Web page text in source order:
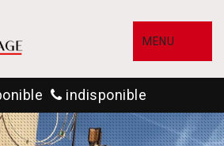
MENU
indisponible